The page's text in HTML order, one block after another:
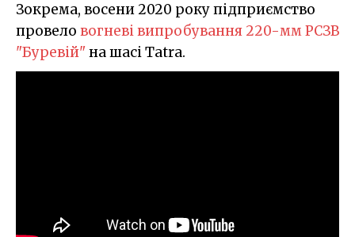
Зокрема, восени 2020 року підприємство
провело вогневі випробування 220-мм РСЗВ
"Буревій"на шасі Tatra.